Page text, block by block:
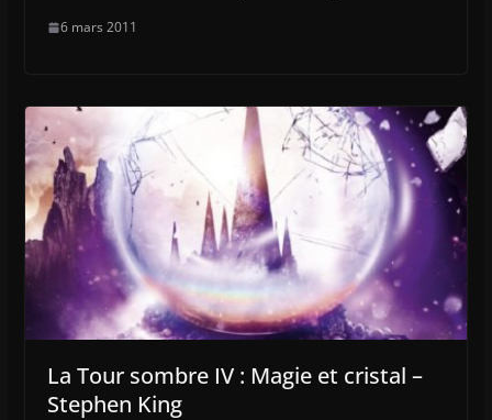
6 mars 2011
La Tour sombre IV : Magie et cristal –
Stephen King